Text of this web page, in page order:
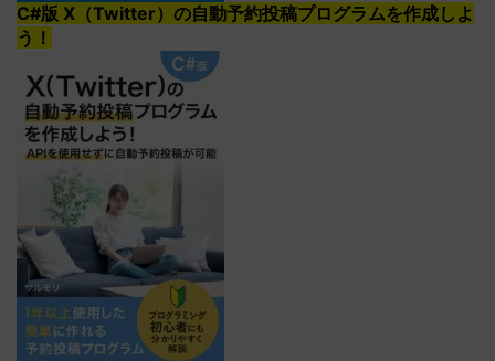
C#版 X（Twitter）の自動予約投稿プログラムを作成しよ
う！